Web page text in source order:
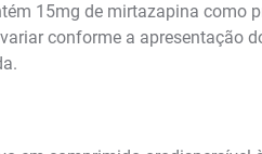
15mg de mirtazapina
conforme a apresentação